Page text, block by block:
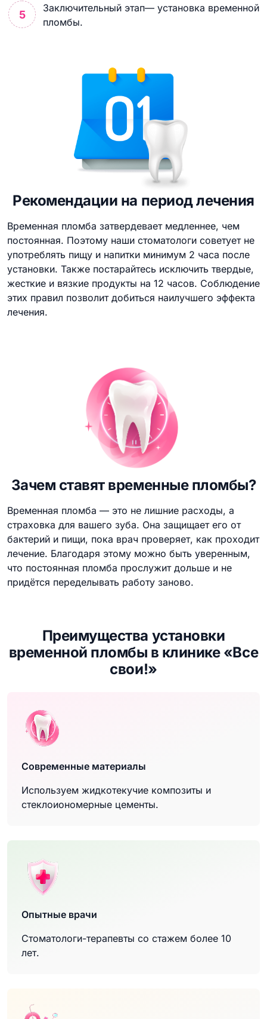
Заключительный этап— установка временной
пломбы.
Рекомендации на период лечения
Временная пломба затвердевает медленнее, чем
постоянная. Поэтому наши стоматологи советует не
употреблять пищу и напитки минимум 2 часа после
установки. Также постарайтесь исключить твердые,
жесткие и вязкие продукты на 12 часов. Соблюдение
этих правил позволит добиться наилучшего эффекта
лечения.
Зачем ставят временные пломбы?
Временная пломба — это не лишние расходы, а
страховка для вашего зуба. Она защищает его от
бактерий и пищи, пока врач проверяет, как проходит
лечение. Благодаря этому можно быть уверенным,
что постоянная пломба прослужит дольше и не
придётся переделывать работу заново.
Преимущества установки
временной пломбы в клинике «Все
свои!»
Современные материалы
Используем жидкотекучие композиты и
стеклоиономерные цементы.
Опытные врачи
Стоматологи-терапевты со стажем более 10
лет.